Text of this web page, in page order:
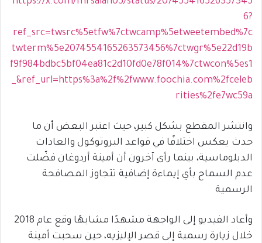
6?
ref_src=twsrc%5etfw%7ctwcamp%5etweetembed%7c
twterm%5e2074554165263573456%7ctwgr%5e22d19b
f9f984bdbc5bf04ea81c2d10fd0e78f014%7ctwcon%5es1
_&ref_url=https%3a%2f%2fwww.foochia.com%2fceleb
rities%2fe7wc59a
وانتشر المقطع بشكل كبير، حيث اعتبر البعض أن ما
حدث يعكس اختلافًا في قواعد البروتوكول والعادات
الدبلوماسية، بينما رأى آخرون أن أمينة أردوغان فضّلت
عدم السماح بأي إيماءة إضافية تتجاوز المصافحة
الرسمية
وأعاد الفيديو إلى الواجهة مشهدًا مشابهًا وقع عام 2018
خلال زيارة رسمية إلى قصر الإليزيه، حين سحبت أمينة